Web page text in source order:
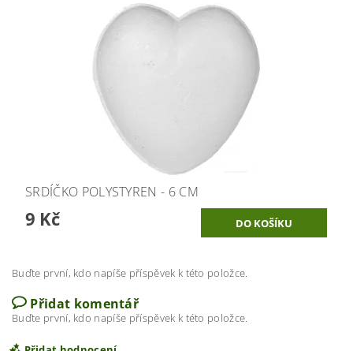
SRDÍČKO POLYSTYREN - 6 CM
9 Kč
Buďte první, kdo napíše příspěvek k této položce.
Přidat komentář
Buďte první, kdo napíše příspěvek k této položce.